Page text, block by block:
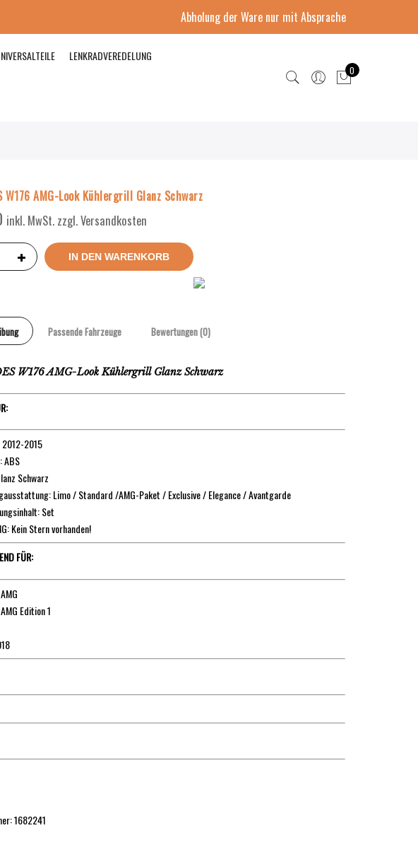
Abholung der Ware nur mit Absprache
LENKRADVEREDELUNG
0
W176 AMG-Look Kühlergrill Glanz Schwarz
inkl. MwSt. zzgl. Versandkosten
IN DEN WARENKORB
Passende Fahrzeuge Bewertungen (0)
W176 AMG-Look Kühlergrill Glanz Schwarz
2012-2015
ABS
Schwarz
Limo / Standard /AMG-Paket / Exclusive / Elegance / Avantgarde
Set
Kein Stern vorhanden!
FÜR:
Edition 1
1682241